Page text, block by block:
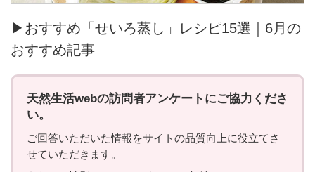
▶おすすめ「せいろ蒸し」レシピ15選｜6月の
おすすめ記事